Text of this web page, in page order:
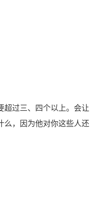
过三、四个以上。会让
么，因为他对你这些人还